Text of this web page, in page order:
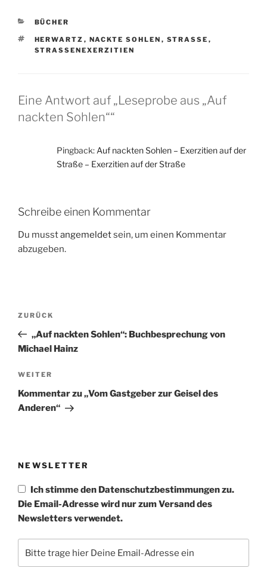
KATEGORIEN
BÜCHER
SCHLAGWÖRTER
HERWARTZ , NACKTE SOHLEN , STRASSE
,
STRASSENEXERZITIEN
Eine Antwort auf „Leseprobe aus „Auf
nackten Sohlen““
Pingback: Auf nackten Sohlen – Exerzitien auf der
Straße – Exerzitien auf der Straße
Schreibe einen Kommentar
Du musstangemeldetsein, um einen Kommentar
abzugeben.
Beitragsnavigation
Vorheriger
Beitrag
ZURÜCK
„Auf nackten Sohlen“: Buchbesprechung von
Michael Hainz
Nächster
Beitrag
WEITER
Kommentar zu „Vom Gastgeber zur Geisel des
Anderen“
NEWSLETTER
Ich stimme den Datenschutzbestimmungen zu.
Die Email-Adresse wird nur zum Versand des
Newsletters verwendet.